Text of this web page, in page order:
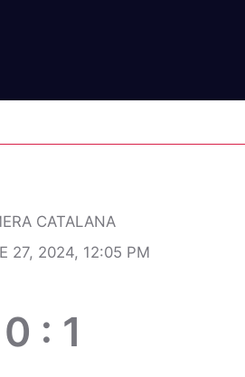
CATALANA
27, 2024, 12:05 PM
0 : 1